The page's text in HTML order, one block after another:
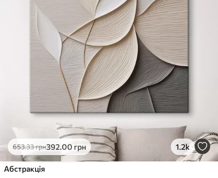
653.33грн392.00 грн 1.2k
Абстракція